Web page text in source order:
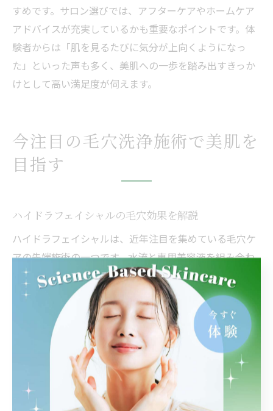
すめです。サロン選びでは、アフターケアやホームケア
アドバイスが充実しているかも重要なポイントです。体
験者からは「肌を見るたびに気分が上向くようになっ
た」といった声も多く、美肌への一歩を踏み出すきっか
けとして高い満足度が伺えます。
今注目の毛穴洗浄施術で美肌を
目指す
ハイドラフェイシャルの毛穴効果を解説
ハイドラフェイシャルは、近年注目を集めている毛穴ケ
アの先端施術の一つです。水流と専用美容液を組み合わ
せた独自の洗浄工程により、毛穴の奥に詰まった皮脂や
角栓を優しく除去し、黒ずみやざらつきを改善に導きま
す。特に姫路市内でもハイドラフェイシャルを導入する
サロンが増えており、毛穴の開きや汚れに悩む方が多く
利用しています。
ハイドラフェイシャルの特徴は、肌への負担が少なく即
効性が期待できる点です。施術直後から肌表面のなめら